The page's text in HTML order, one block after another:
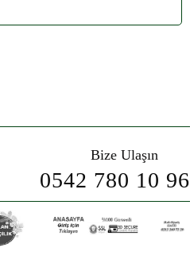
Bize Ulaşın
0542 780 10 96